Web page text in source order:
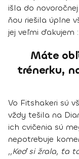
išla do
ňou riešila úplne
jej veľmi ďakujem
Máte
trénerku,
Vo Fitshakeri sú
vždy tešila na
ich cvičenia sú
nepotrebuje
,,Keď si žrala, ťa